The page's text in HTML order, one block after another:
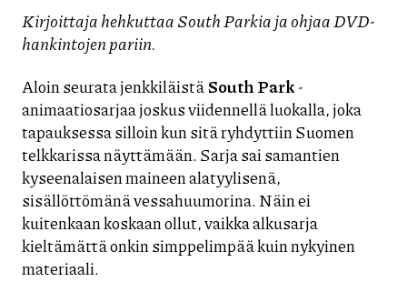
Kirjoittaja hehkuttaa South Parkia ja ohjaa DVD-
hankintojen pariin.
Aloin seurata jenkkiläistäSouth Park-
animaatiosarjaa joskus viidennellä luokalla, joka
tapauksessa silloin kun sitä ryhdyttiin Suomen
telkkarissa näyttämään. Sarja sai samantien
kyseenalaisen maineen alatyylisenä,
sisällöttömänä vessahuumorina. Näin ei
kuitenkaan koskaan ollut, vaikka alkusarja
kieltämättä onkin simppelimpää kuin nykyinen
materiaali.